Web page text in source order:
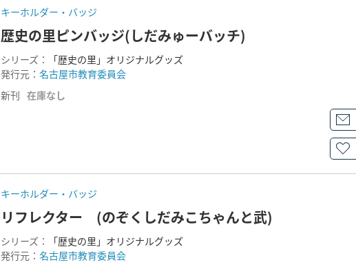
キーホルダー・バッジ
歴史の里ピンバッジ(しだみゅーバッチ)
シリーズ：
「歴史の里」オリジナルグッズ
発行元： 名古屋市教育委員会
新刊 在庫なし
キーホルダー・バッジ
リフレクター (のぞくしだみこちゃんと武)
シリーズ：
「歴史の里」オリジナルグッズ
発行元： 名古屋市教育委員会